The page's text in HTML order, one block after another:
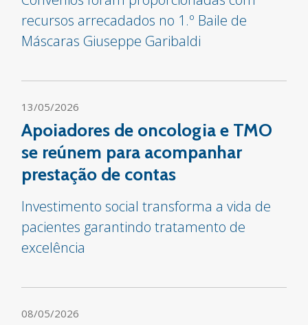
recursos arrecadados no 1.º Baile de
Máscaras Giuseppe Garibaldi
13/05/2026
Apoiadores de oncologia e TMO
se reúnem para acompanhar
prestação de contas
Investimento social transforma a vida de
pacientes garantindo tratamento de
excelência
08/05/2026